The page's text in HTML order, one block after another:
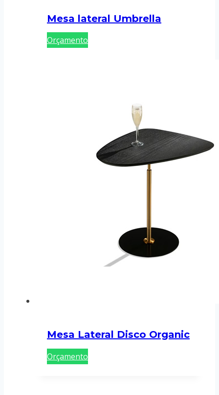
Mesa lateral Umbrella
Orçamento
Mesa Lateral Disco Organic
Orçamento